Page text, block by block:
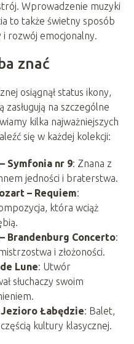
Wprowadzenie muzyki
to także świetny sposób
i rozwój emocjonalny.
znać
osiągnął status ikony,
na szczególne
kilka najważniejszych
się w każdej kolekcji:
Symfonia nr 9: Znana z
jedności i braterstwa.
– Requiem:
która wciąż
Brandenburg Concerto:
i złożoności.
Lune: Utwór
słuchaczy swoim
Łabędzie: Balet,
kultury klasycznej.